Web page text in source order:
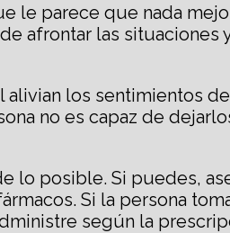
le parece que nada
afrontar las situaciones
los sentimientos
no es capaz de
lo posible. Si puedes,
Si la persona
según la